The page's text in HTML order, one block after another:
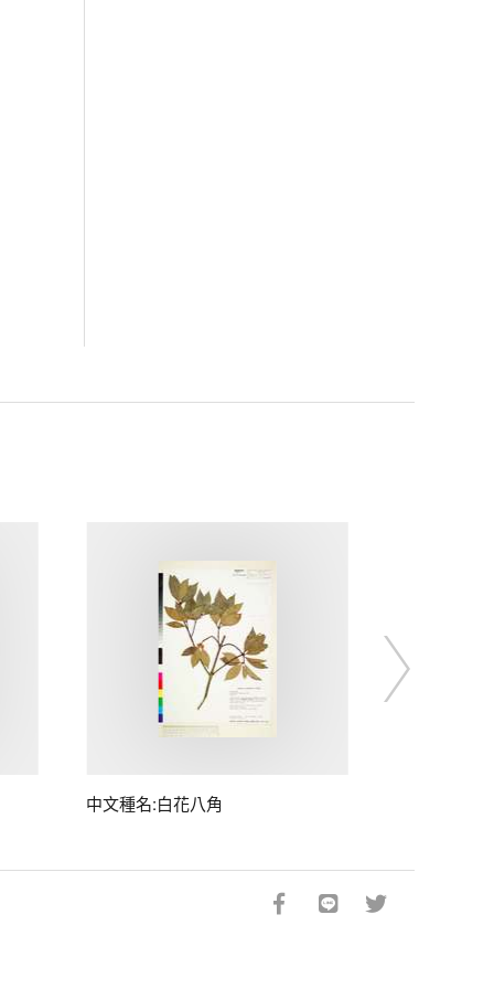
中文種名:白花八角